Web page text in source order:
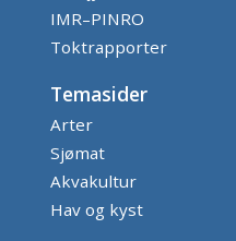
IMR–PINRO
Toktrapporter
Temasider
Arter
Sjømat
Akvakultur
Hav og kyst